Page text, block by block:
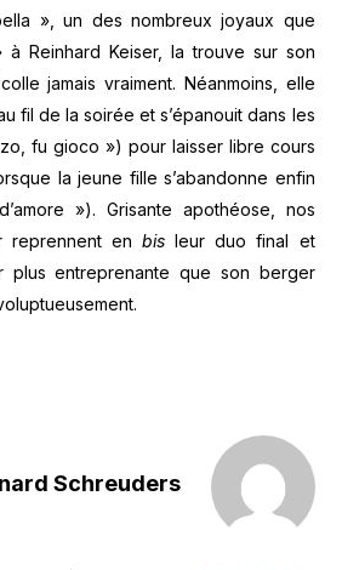
», un des nombreux joyaux que
à Reinhard Keiser, la trouve sur son
jamais vraiment. Néanmoins, elle
fil de la soirée et s’épanouit dans les
fu gioco ») pour laisser libre cours
la jeune fille s’abandonne enfin
»). Grisante apothéose, nos
reprennent enbisleur duo final et
plus entreprenante que son berger
Schreuders